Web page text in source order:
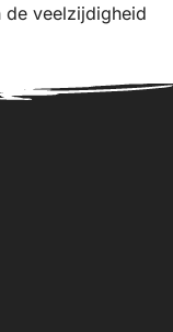
de veelzijdigheid